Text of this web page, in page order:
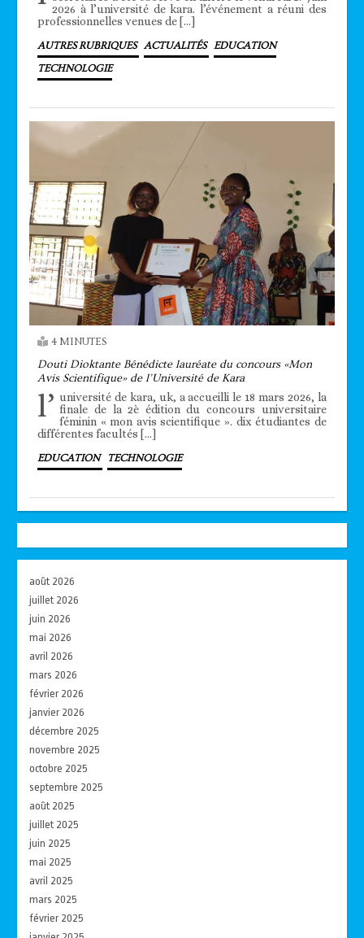
2026 à l’université de kara. l’événement a réuni des
professionnelles venues de […]
AUTRES RUBRIQUES ACTUALITÉS EDUCATION
TECHNOLOGIE
4 MINUTES
Douti Dioktante Bénédicte lauréate du concours «Mon
Avis Scientifique» de l’Université de Kara
l’ université de kara, uk, a accueilli le 18 mars 2026, la
finale de la 2è édition du concours universitaire
féminin « mon avis scientifique ». dix étudiantes de
différentes facultés […]
EDUCATION TECHNOLOGIE
août 2026
juillet 2026
juin 2026
mai 2026
avril 2026
mars 2026
février 2026
janvier 2026
décembre 2025
novembre 2025
octobre 2025
septembre 2025
août 2025
juillet 2025
juin 2025
mai 2025
avril 2025
mars 2025
février 2025